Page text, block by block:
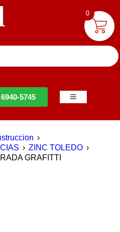
5745
›
› ZINC TOLEDO ›
GRAFITTI
0